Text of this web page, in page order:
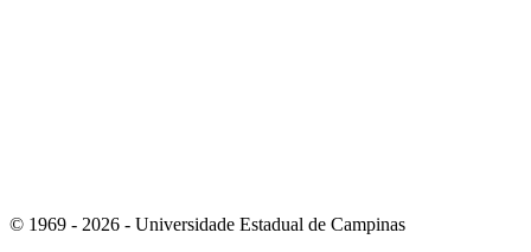
© 1969 - 2026 - Universidade Estadual de Campinas